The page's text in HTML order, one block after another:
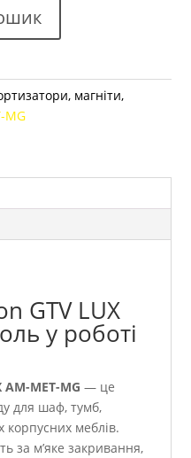
магніти,
MG
GTV LUX
у роботі
MET-MG — це
для шаф, тумб,
корпусних меблів.
за м’яке закривання,